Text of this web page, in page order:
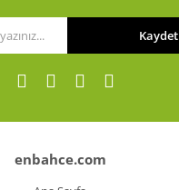
Kaydet
enbahce.com